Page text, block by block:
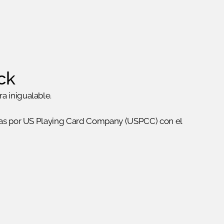
inigualable.
por US Playing Card Company (USPCC) con el